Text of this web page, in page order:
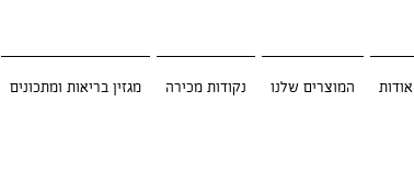
אודות המוצרים שלנו נקודות מכירה מגזין בריאות ומתכונים